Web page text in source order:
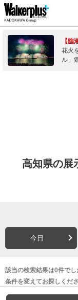
【臨
花火
ル」
高知県の展
今日
該当の検索結果は0件でし
条件を変えてお探しくださ